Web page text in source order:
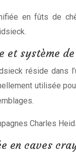
en fûts de
et système
réside
utilisée
Charles
en caves